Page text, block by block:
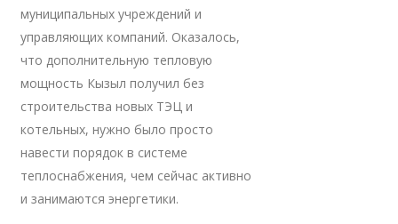
муниципальных учреждений и
управляющих компаний. Оказалось,
что дополнительную тепловую
мощность Кызыл получил без
строительства новых ТЭЦ и
котельных, нужно было просто
навести порядок в системе
теплоснабжения, чем сейчас активно
и занимаются энергетики.